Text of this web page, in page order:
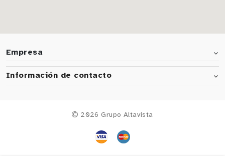
Empresa
Información de contacto
2026 Grupo Altavista